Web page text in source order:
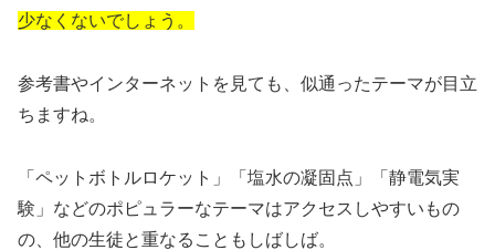
少なくないでしょう。
参考書やインターネットを見ても、似通ったテーマが目立
ちますね。
「ペットボトルロケット」「塩水の凝固点」「静電気実
験」などのポピュラーなテーマはアクセスしやすいもの
の、他の生徒と重なることもしばしば。